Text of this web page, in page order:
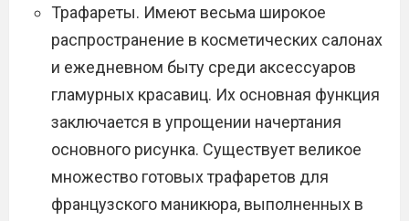
Трафареты. Имеют весьма широкое
распространение в косметических салонах
и ежедневном быту среди аксессуаров
гламурных красавиц. Их основная функция
заключается в упрощении начертания
основного рисунка. Существует великое
множество готовых трафаретов для
французского маникюра, выполненных в